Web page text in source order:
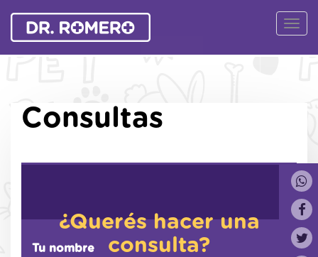
Ver
Consultas
¿Querés hacer una
consulta?
Tu nombre